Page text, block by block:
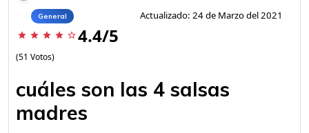
General Actualizado: 24 de Marzo del 2021
star star star star star_border 4.4/5
(51 Votos)
cuáles son las 4 salsas
madres